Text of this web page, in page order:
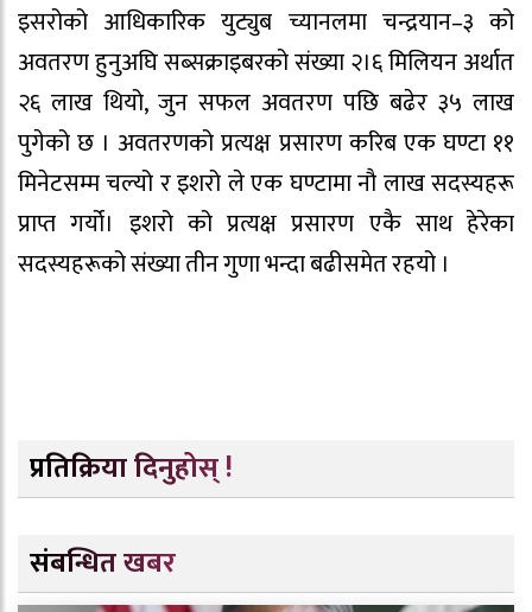
इसरोको आधिकारिक युट्युब च्यानलमा चन्द्रयान–३ को
अवतरण हुनुअघि सब्सक्राइबरको संख्या २।६ मिलियन अर्थात
२६ लाख थियो, जुन सफल अवतरण पछि बढेर ३५ लाख
पुगेको छ । अवतरणको प्रत्यक्ष प्रसारण करिब एक घण्टा ११
मिनेटसम्म चल्यो र इशरो ले एक घण्टामा नौ लाख सदस्यहरू
प्राप्त गर्यो। इशरो को प्रत्यक्ष प्रसारण एकै साथ हेरेका
सदस्यहरूको संख्या तीन गुणा भन्दा बढीसमेत रहयो ।
प्रतिक्रिया दिनुहोस् !
संबन्धित खबर